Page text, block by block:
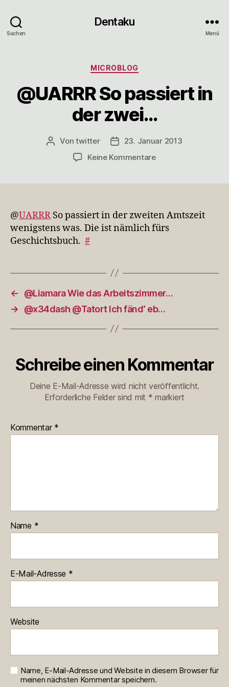
Suchen
Dentaku
Menü
Kategorien
MICROBLOG
@UARRR So passiert in
der zwei…
Beitragsautor
Vontwitter Veröffentlichungsdatum
23. Januar 2013
Keine Kommentarezu
der
zwei…
@UARRR So passiert in der zweiten Amtszeit
wenigstens was. Die ist nämlich fürs
Geschichtsbuch. #
←
@Liamara Wie das Arbeitszimmer…
→
@x34dash @Tatort Ich fänd‘ eb…
Schreibe einen Kommentar
Deine E-Mail-Adresse wird nicht veröffentlicht.
Erforderliche Felder sind mit * markiert
Kommentar *
Name *
E-Mail-Adresse *
Website
Name, E-Mail-Adresse und Website in diesem Browser für
meinen nächsten Kommentar speichern.